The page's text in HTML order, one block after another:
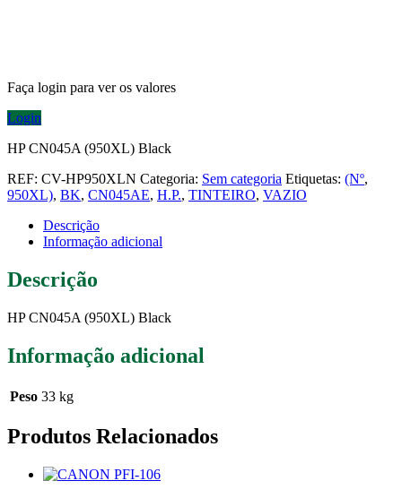
Faça login para ver os valores
Login
HP CN045A (950XL) Black
REF: CV-HP950XLN Categoria: Sem categoria Etiquetas: (Nº,
950XL), BK, CN045AE, H.P., TINTEIRO, VAZIO
Descrição
Informação adicional
Descrição
HP CN045A (950XL) Black
Informação adicional
Peso 33 kg
Produtos Relacionados